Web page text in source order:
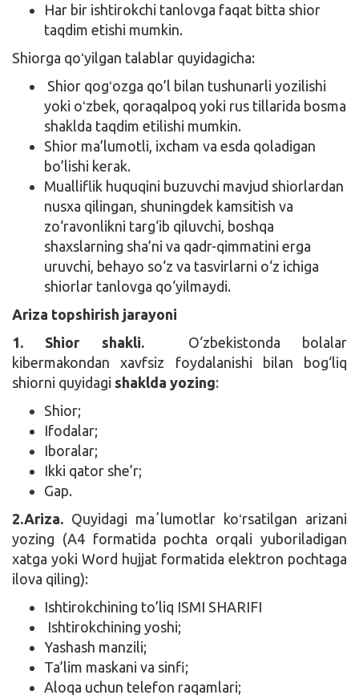
Har bir ishtirokchi tanlovga faqat bitta shior
taqdim etishi mumkin.
Shiorga qoʻyilgan talablar quyidagicha:
Shior qogʻozga qo’l bilan tushunarli yozilishi
yoki oʻzbek, qoraqalpoq yoki rus tillarida bosma
shaklda taqdim etilishi mumkin.
Shior ma’lumotli, ixcham va esda qoladigan
bo’lishi kerak.
Mualliflik huquqini buzuvchi mavjud shiorlardan
nusxa qilingan, shuningdek kamsitish va
zo‘ravonlikni targ‘ib qiluvchi, boshqa
shaxslarning sha’ni va qadr-qimmatini erga
uruvchi, behayo so‘z va tasvirlarni o‘z ichiga
shiorlar tanlovga qo‘yilmaydi.
Ariza topshirish jarayoni
1. Shior shakli.
O‘zbekistonda bolalar
kibermakondan xavfsiz foydalanishi bilan bog‘liq
shiorni quyidagi shaklda yozing:
Shior;
Ifodalar;
Iboralar;
Ikki qator she’r;
Gap.
2.Ariza. Quyidagi maʼlumotlar koʻrsatilgan arizani
yozing (A4 formatida pochta orqali yuboriladigan
xatga yoki Word hujjat formatida elektron pochtaga
ilova qiling):
Ishtirokchining to’liq ISMI SHARIFI
Ishtirokchining yoshi;
Yashash manzili;
Ta’lim maskani va sinfi;
Aloqa uchun telefon raqamlari;